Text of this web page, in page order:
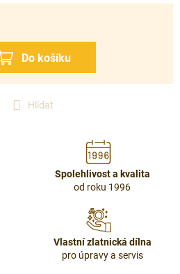
Hlídat
Spolehlivost a kvalita
od roku 1996
Vlastní zlatnická dílna
pro úpravy a servis